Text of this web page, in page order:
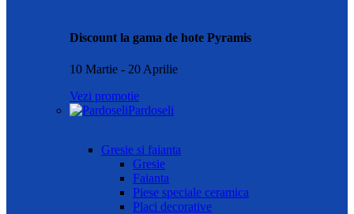
Discount la gama de hote Pyramis
10 Martie - 20 Aprilie
Vezi promotie
Pardoseli
Gresie si faianta
Gresie
Faianta
Piese speciale ceramica
Placi decorative